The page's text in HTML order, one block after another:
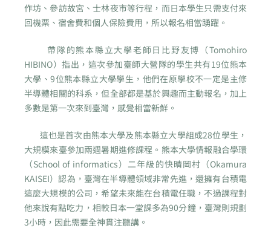
作坊、參訪故宮、士林夜市等行程，而日本學生只需支付來
回機票、宿舍費和個人保險費用，所以報名相當踴躍。
帶隊的熊本縣立大學老師日比野友博（Tomohiro
HIBINO）指出，這次參加臺師大營隊的學生共有19位熊本
大學、9位熊本縣立大學學生，他們在原學校不一定是主修
半導體相關的科系，但全部都是基於興趣而主動報名，加上
多數是第一次來到臺灣，感覺相當新鮮。
這也是首次由熊本大學及熊本縣立大學組成28位學生，
大規模來臺參加兩週暑期進修課程。熊本大學情報融合學環
（School of informatics）二年級的快晴岡村（Okamura
KAISEI）認為，臺灣在半導體領域非常先進，還擁有台積電
這麼大規模的公司，希望未來能在台積電任職，不過課程對
他來說有點吃力，相較日本一堂課多為90分鐘，臺灣則規劃
3小時，因此需要全神貫注聽講。